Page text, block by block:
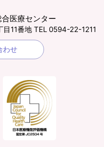
医療センター
目11番地 TEL 0594-22-1211
わせ